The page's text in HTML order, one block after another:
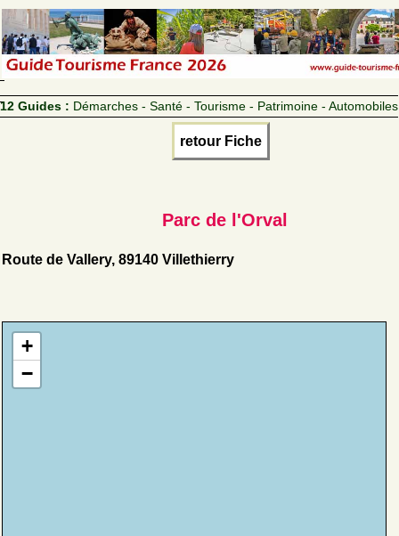
12 Guides : Démarches - Santé - Tourisme - Patrimoine - Automobiles
retour Fiche
Parc de l'Orval
Route de Vallery, 89140 Villethierry
+
−